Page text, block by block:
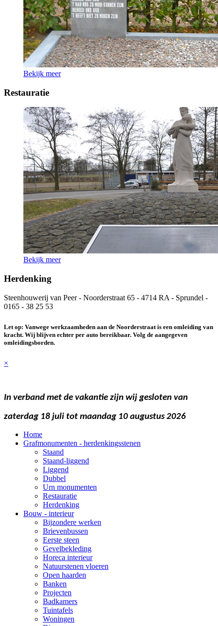
Bekijk meer
Restauratie
Bekijk meer
Herdenking
Steenhouwerij van Peer - Noorderstraat 65 - 4714 RA - Sprundel -
0165 - 38 25 53
Let op: Vanwege werkzaamheden aan de Noorderstraat is een omleiding van
kracht. Wij blijven echter per auto bereikbaar. Volg de aangegeven
omleidingsborden.
×
In verband met de vakantie zijn wij gesloten van
zaterdag 18 juli tot maandag 10 augustus 2026
Home
Grafmonumenten - herdenkingsstenen
Staand
Staand-liggend
Liggend
Dubbel
Urn monumenten
Restauratie
Herdenking
Bouw - interieur
Bijzondere werken
Brievenbussen
Eerste steen
Gevelbekleding
Horeca interieur
Natuurstenen vloeren
Open haarden
Banken
Projecten
Badkamers
Tuintafels
Woningen